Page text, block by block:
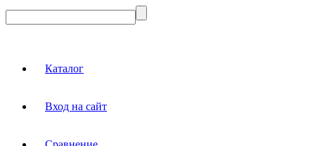
Каталог
Вход на сайт